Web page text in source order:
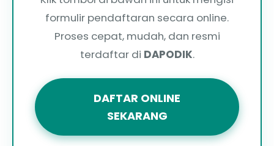
formulir pendaftaran secara online.
Proses cepat, mudah, dan resmi
terdaftar di DAPODIK.
DAFTAR ONLINE
SEKARANG